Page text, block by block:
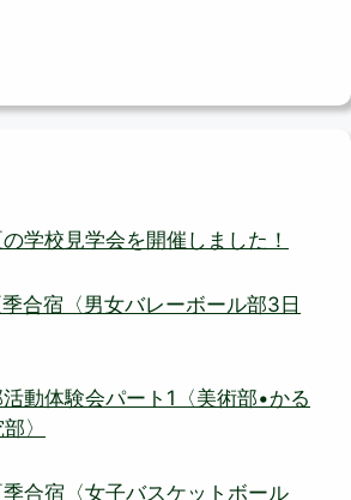
学校見学会を開催しました！
合宿〈男女バレーボール部3日
動体験会パート1〈美術部•かる
〉
合宿〈女子バスケットボール